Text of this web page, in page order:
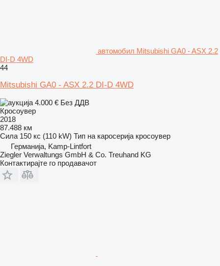
aвтомобил Mitsubishi GA0 - ASX 2.2
DI-D 4WD
44
Mitsubishi GA0 - ASX 2.2 DI-D 4WD
4.000 € Без ДДВ
Кросоувер
2018
87.488 км
Сила 150 кс (110 kW) Тип на каросерија кросоувер
Германија, Kamp-Lintfort
Ziegler Verwaltungs GmbH & Co. Treuhand KG
Контактирајте го продавачот